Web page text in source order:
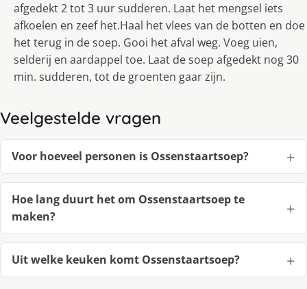
afgedekt 2 tot 3 uur sudderen. Laat het mengsel iets
afkoelen en zeef het.Haal het vlees van de botten en doe
het terug in de soep. Gooi het afval weg. Voeg uien,
selderij en aardappel toe. Laat de soep afgedekt nog 30
min. sudderen, tot de groenten gaar zijn.
Veelgestelde vragen
Voor hoeveel personen is Ossenstaartsoep?
Hoe lang duurt het om Ossenstaartsoep te
maken?
Uit welke keuken komt Ossenstaartsoep?